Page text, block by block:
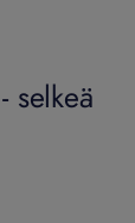
selkeä